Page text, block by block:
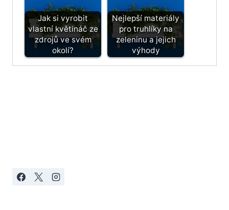
Jak si vyrobit
vlastní květináč ze
zdrojů ve svém
okolí?
Nejlepší materiály
pro truhlíky na
zeleninu a jejich
výhody